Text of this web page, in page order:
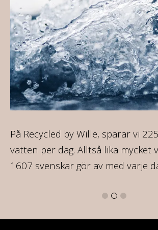
På Recycled by Wille, sparar vi
vatten per dag. Alltså lika mycket
1607 svenskar gör av med varje